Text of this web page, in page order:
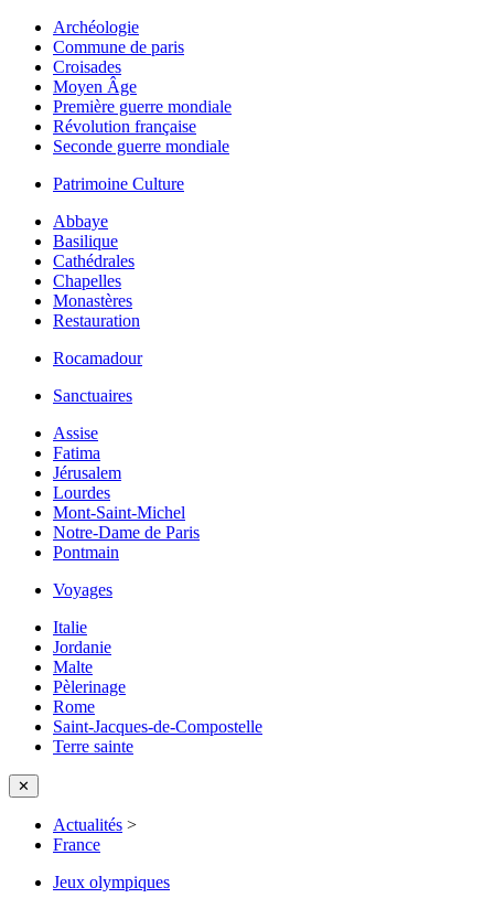
Archéologie
Commune de paris
Croisades
Moyen Âge
Première guerre mondiale
Révolution française
Seconde guerre mondiale
Patrimoine Culture
Abbaye
Basilique
Cathédrales
Chapelles
Monastères
Restauration
Rocamadour
Sanctuaires
Assise
Fatima
Jérusalem
Lourdes
Mont-Saint-Michel
Notre-Dame de Paris
Pontmain
Voyages
Italie
Jordanie
Malte
Pèlerinage
Rome
Saint-Jacques-de-Compostelle
Terre sainte
✕
Actualités >
France
Jeux olympiques